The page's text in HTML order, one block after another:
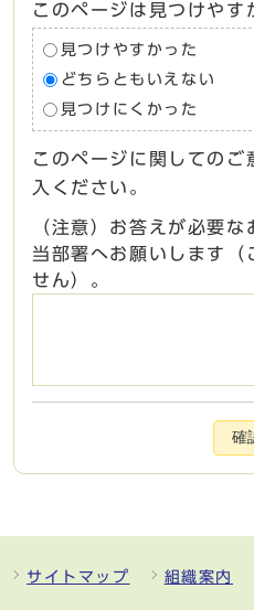
このページは見つけやす
見つけやすかった
どちらともいえない
見つけにくかった
このページに関してのご
入ください。
（注意）お答えが必要
当部署へお願いします（
せん）。
確
サイトマップ 組織案内